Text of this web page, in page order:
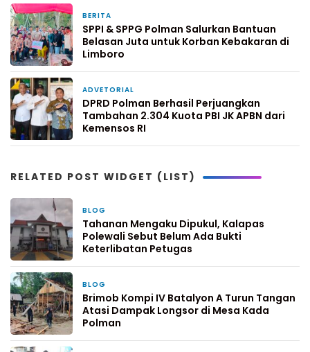
BERITA
SPPI & SPPG Polman Salurkan Bantuan
Belasan Juta untuk Korban Kebakaran di
Limboro
ADVETORIAL
DPRD Polman Berhasil Perjuangkan
Tambahan 2.304 Kuota PBI JK APBN dari
Kemensos RI
RELATED POST WIDGET (LIST)
BLOG
Tahanan Mengaku Dipukul, Kalapas
Polewali Sebut Belum Ada Bukti
Keterlibatan Petugas
BLOG
Brimob Kompi IV Batalyon A Turun Tangan
Atasi Dampak Longsor di Mesa Kada
Polman